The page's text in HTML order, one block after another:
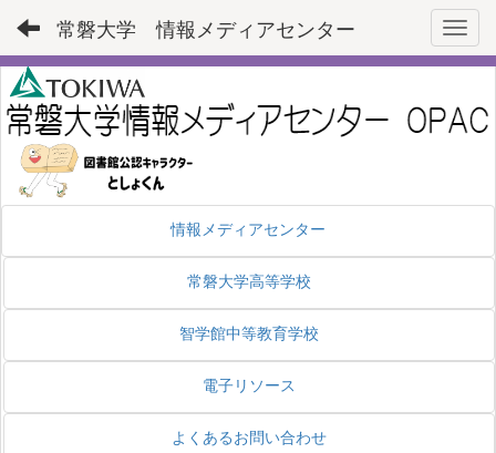
常磐大学 情報メディアセンター
情報メディアセンター
常磐大学高等学校
智学館中等教育学校
電子リソース
よくあるお問い合わせ